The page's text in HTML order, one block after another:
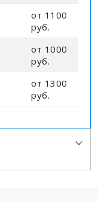
от 1100
руб.
от 1000
руб.
от 1300
руб.